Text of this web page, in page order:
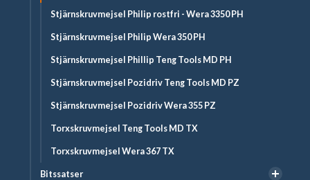
Stjärnskruvmejsel Philip rostfri - Wera 3350 PH
Stjärnskruvmejsel Philip Wera 350 PH
Stjärnskruvmejsel Phillip Teng Tools MD PH
Stjärnskruvmejsel Pozidriv Teng Tools MD PZ
Stjärnskruvmejsel Pozidriv Wera 355 PZ
Torxskruvmejsel Teng Tools MD TX
Torxskruvmejsel Wera 367 TX
Bitssatser